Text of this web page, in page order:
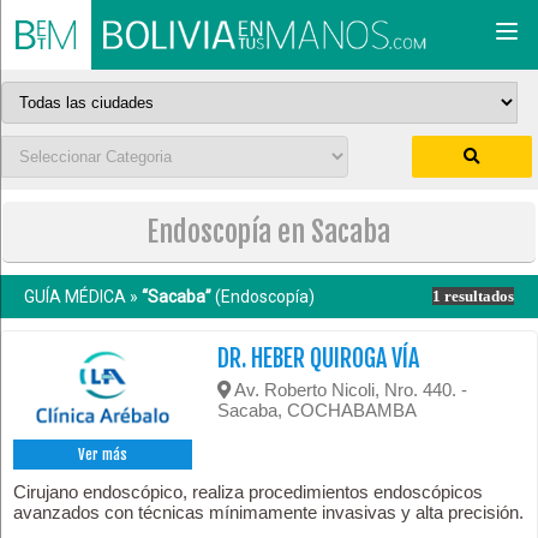
Endoscopía en Sacaba
GUÍA MÉDICA » “Sacaba”(Endoscopía) 1 resultados
Ver más
DR. HEBER QUIROGA VÍA
Av. Roberto Nicoli, Nro. 440. -
Sacaba, COCHABAMBA
Cirujano endoscópico, realiza procedimientos endoscópicos
avanzados con técnicas mínimamente invasivas y alta precisión.